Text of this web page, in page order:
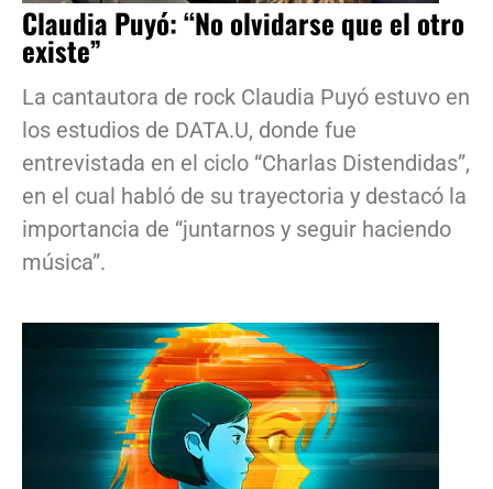
Claudia Puyó: “No olvidarse que el otro
existe”
La cantautora de rock Claudia Puyó estuvo en
los estudios de DATA.U, donde fue
entrevistada en el ciclo “Charlas Distendidas”,
en el cual habló de su trayectoria y destacó la
importancia de “juntarnos y seguir haciendo
música”.